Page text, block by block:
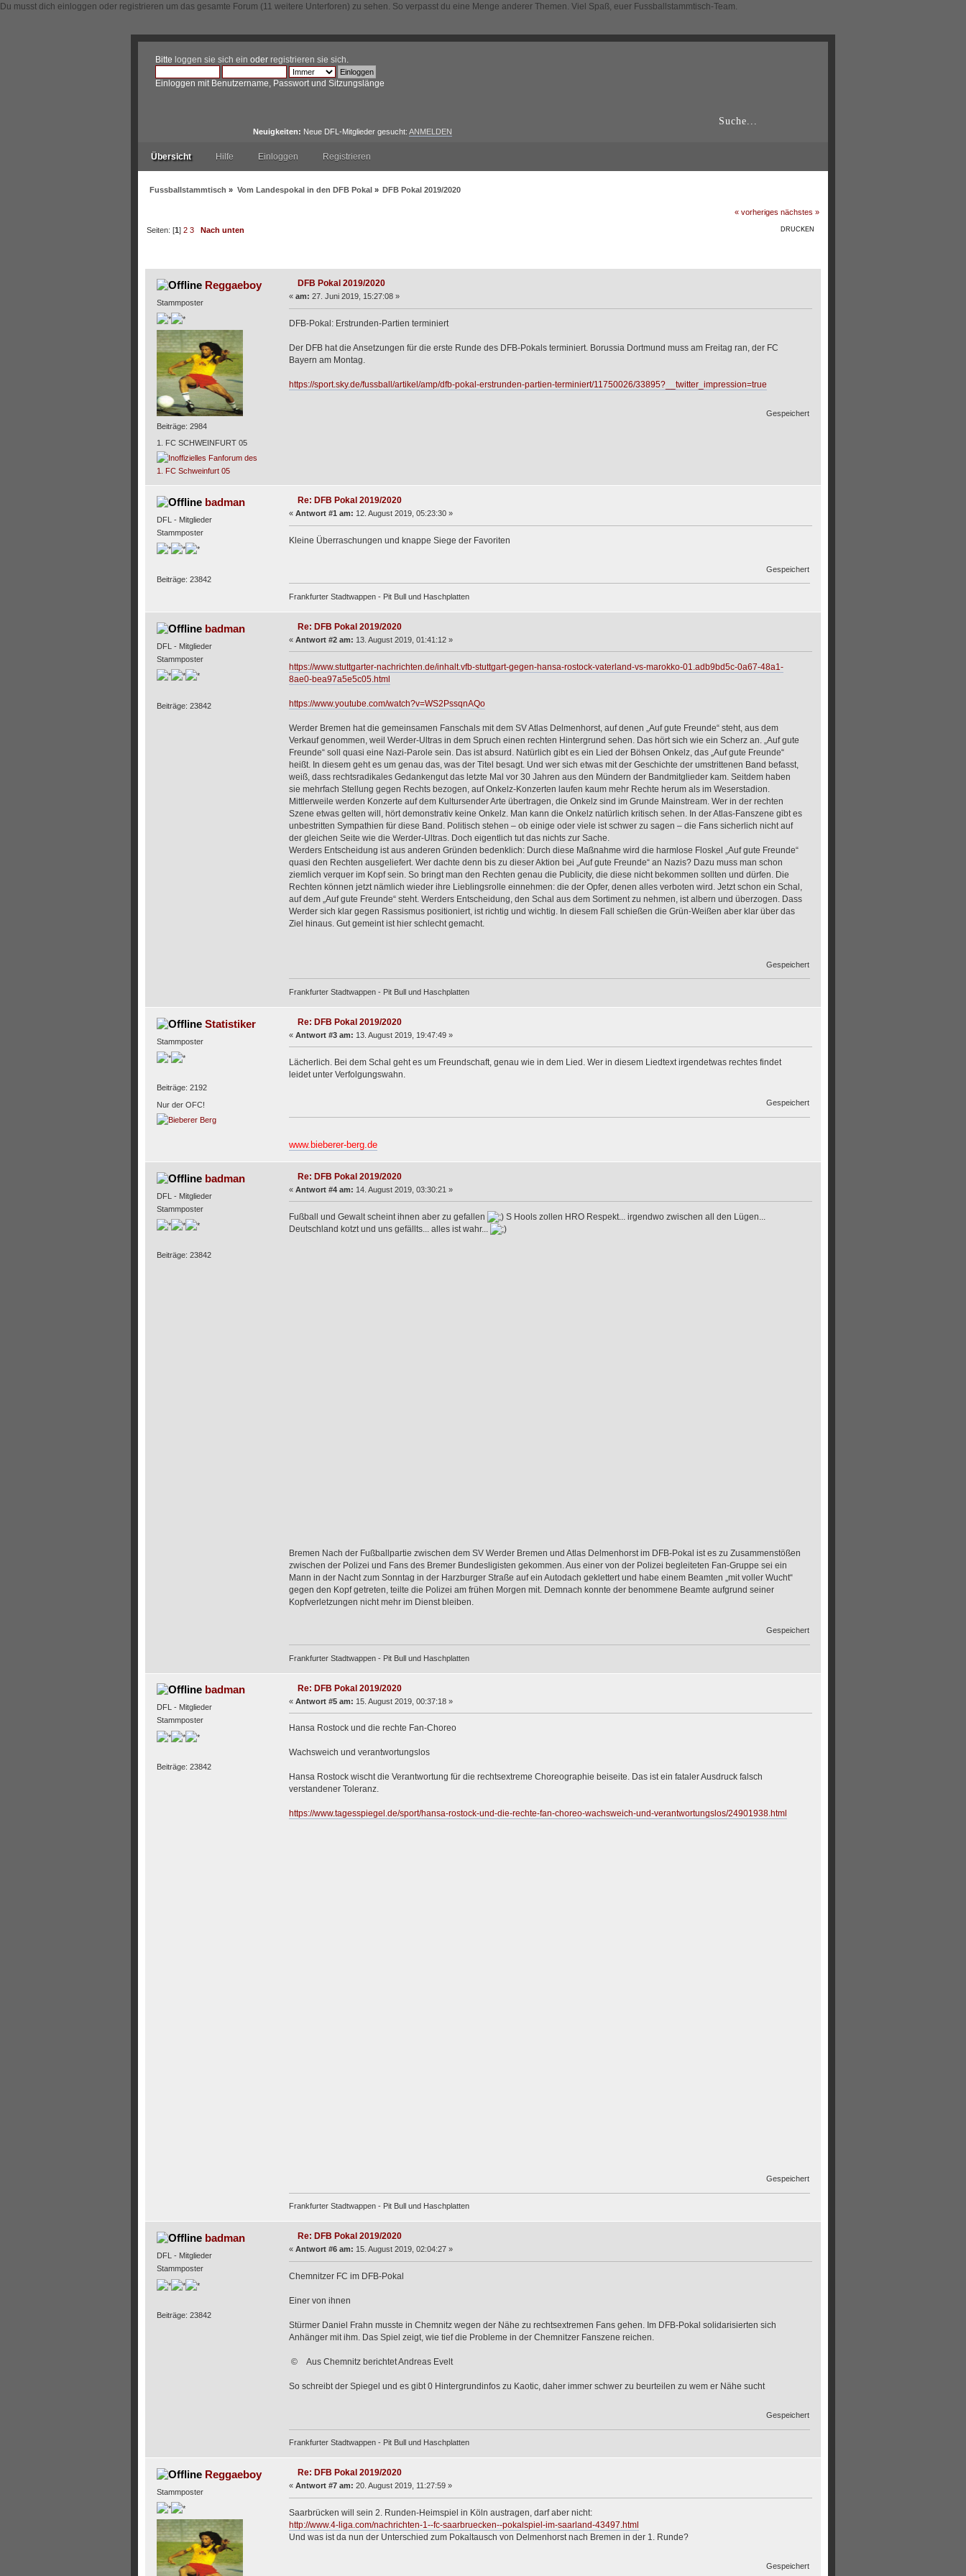
Du musst dich einloggen oder registrieren um das gesamte Forum (11 weitere Unterforen) zu sehen. So verpasst du eine Menge anderer Themen. Viel Spaß, euer Fussballstammtisch-Team.
Bitte loggen sie sich ein oder registrieren sie sich
Einloggen mit Benutzername, Passwort und Sitzungslänge
Neuigkeiten: Neue DFL-Mitglieder gesucht: ANMELDEN
Übersicht Hilfe Einloggen Registrieren
Fussballstammtisch » Vom Landespokal in den DFB Pokal» DFB Pokal 2019/2020
« vorheriges nächstes »
DRUCKEN
Seiten: [1]2 3 Nach unten
Reggaeboy
Stammposter
Beiträge: 2984
1. FC SCHWEINFURT 05
DFB Pokal 2019/2020
« am: 27. Juni 2019, 15:27:08 »
DFB-Pokal: Erstrunden-Partien terminiert
Der DFB hat die Ansetzungen für die erste Runde des DFB-Pokals terminiert. Borussia Dortmund muss am Freitag ran, der FC
Bayern am Montag.
https://sport.sky.de/fussball/artikel/amp/dfb-pokal-erstrunden-partien-terminiert/11750026/33895?__twitter_impression=true
Gespeichert
badman
DFL - Mitglieder
Stammposter
Beiträge: 23842
Re: DFB Pokal 2019/2020
« Antwort #1 am: 12. August 2019, 05:23:30 »
Kleine Überraschungen und knappe Siege der Favoriten
Gespeichert
Frankfurter Stadtwappen - Pit Bull und Haschplatten
badman
DFL - Mitglieder
Stammposter
Beiträge: 23842
Re: DFB Pokal 2019/2020
« Antwort #2 am: 13. August 2019, 01:41:12 »
https://www.stuttgarter-nachrichten.de/inhalt.vfb-stuttgart-gegen-hansa-rostock-vaterland-vs-marokko-01.adb9bd5c-0a67-48a1-
8ae0-bea97a5e5c05.html
https://www.youtube.com/watch?v=WS2PssqnAQo
Werder Bremen hat die gemeinsamen Fanschals mit dem SV Atlas Delmenhorst, auf denen „Auf gute Freunde“ steht, aus dem
Verkauf genommen, weil Werder-Ultras in dem Spruch einen rechten Hintergrund sehen. Das hört sich wie ein Scherz an. „Auf gute
Freunde“ soll quasi eine Nazi-Parole sein. Das ist absurd. Natürlich gibt es ein Lied der Böhsen Onkelz, das „Auf gute Freunde“
heißt. In diesem geht es um genau das, was der Titel besagt. Und wer sich etwas mit der Geschichte der umstrittenen Band befasst,
weiß, dass rechtsradikales Gedankengut das letzte Mal vor 30 Jahren aus den Mündern der Bandmitglieder kam. Seitdem haben
sie mehrfach Stellung gegen Rechts bezogen, auf Onkelz-Konzerten laufen kaum mehr Rechte herum als im Weserstadion.
Mittlerweile werden Konzerte auf dem Kultursender Arte übertragen, die Onkelz sind im Grunde Mainstream. Wer in der rechten
Szene etwas gelten will, hört demonstrativ keine Onkelz. Man kann die Onkelz natürlich kritisch sehen. In der Atlas-Fanszene gibt es
unbestritten Sympathien für diese Band. Politisch stehen – ob einige oder viele ist schwer zu sagen – die Fans sicherlich nicht auf
der gleichen Seite wie die Werder-Ultras. Doch eigentlich tut das nichts zur Sache.
Werders Entscheidung ist aus anderen Gründen bedenklich: Durch diese Maßnahme wird die harmlose Floskel „Auf gute Freunde“
quasi den Rechten ausgeliefert. Wer dachte denn bis zu dieser Aktion bei „Auf gute Freunde“ an Nazis? Dazu muss man schon
ziemlich verquer im Kopf sein. So bringt man den Rechten genau die Publicity, die diese nicht bekommen sollten und dürfen. Die
Rechten können jetzt nämlich wieder ihre Lieblingsrolle einnehmen: die der Opfer, denen alles verboten wird. Jetzt schon ein Schal,
auf dem „Auf gute Freunde“ steht. Werders Entscheidung, den Schal aus dem Sortiment zu nehmen, ist albern und überzogen. Dass
Werder sich klar gegen Rassismus positioniert, ist richtig und wichtig. In diesem Fall schießen die Grün-Weißen aber klar über das
Ziel hinaus. Gut gemeint ist hier schlecht gemacht.
Gespeichert
Frankfurter Stadtwappen - Pit Bull und Haschplatten
Statistiker
Stammposter
Beiträge: 2192
Nur der OFC!
Re: DFB Pokal 2019/2020
« Antwort #3 am: 13. August 2019, 19:47:49 »
Lächerlich. Bei dem Schal geht es um Freundschaft, genau wie in dem Lied. Wer in diesem Liedtext irgendetwas rechtes findet
leidet unter Verfolgungswahn.
Gespeichert
www.bieberer-berg.de
badman
DFL - Mitglieder
Stammposter
Beiträge: 23842
Re: DFB Pokal 2019/2020
« Antwort #4 am: 14. August 2019, 03:30:21 »
Fußball und Gewalt scheint ihnen aber zu gefallen
S Hools zollen HRO Respekt... irgendwo zwischen all den Lügen...
Deutschland kotzt und uns gefällts... alles ist wahr...
Bremen Nach der Fußballpartie zwischen dem SV Werder Bremen und Atlas Delmenhorst im DFB-Pokal ist es zu Zusammenstößen
zwischen der Polizei und Fans des Bremer Bundesligisten gekommen. Aus einer von der Polizei begleiteten Fan-Gruppe sei ein
Mann in der Nacht zum Sonntag in der Harzburger Straße auf ein Autodach geklettert und habe einem Beamten „mit voller Wucht“
gegen den Kopf getreten, teilte die Polizei am frühen Morgen mit. Demnach konnte der benommene Beamte aufgrund seiner
Kopfverletzungen nicht mehr im Dienst bleiben.
Gespeichert
Frankfurter Stadtwappen - Pit Bull und Haschplatten
badman
DFL - Mitglieder
Stammposter
Beiträge: 23842
Re: DFB Pokal 2019/2020
« Antwort #5 am: 15. August 2019, 00:37:18 »
Hansa Rostock und die rechte Fan-Choreo
Wachsweich und verantwortungslos
Hansa Rostock wischt die Verantwortung für die rechtsextreme Choreographie beiseite. Das ist ein fataler Ausdruck falsch
verstandener Toleranz.
https://www.tagesspiegel.de/sport/hansa-rostock-und-die-rechte-fan-choreo-wachsweich-und-verantwortungslos/24901938.html
Gespeichert
Frankfurter Stadtwappen - Pit Bull und Haschplatten
badman
DFL - Mitglieder
Stammposter
Beiträge: 23842
Re: DFB Pokal 2019/2020
« Antwort #6 am: 15. August 2019, 02:04:27 »
Chemnitzer FC im DFB-Pokal
Einer von ihnen
Stürmer Daniel Frahn musste in Chemnitz wegen der Nähe zu rechtsextremen Fans gehen. Im DFB-Pokal solidarisierten sich
Anhänger mit ihm. Das Spiel zeigt, wie tief die Probleme in der Chemnitzer Fanszene reichen.
© Aus Chemnitz berichtet Andreas Evelt
So schreibt der Spiegel und es gibt 0 Hintergrundinfos zu Kaotic, daher immer schwer zu beurteilen zu wem er Nähe sucht
Gespeichert
Frankfurter Stadtwappen - Pit Bull und Haschplatten
Reggaeboy
Stammposter
Re: DFB Pokal 2019/2020
« Antwort #7 am: 20. August 2019, 11:27:59 »
Saarbrücken will sein 2. Runden-Heimspiel in Köln austragen, darf aber nicht:
http://www.4-liga.com/nachrichten-1--fc-saarbruecken--pokalspiel-im-saarland-43497.html
Und was ist da nun der Unterschied zum Pokaltausch von Delmenhorst nach Bremen in der 1. Runde?
Gespeichert